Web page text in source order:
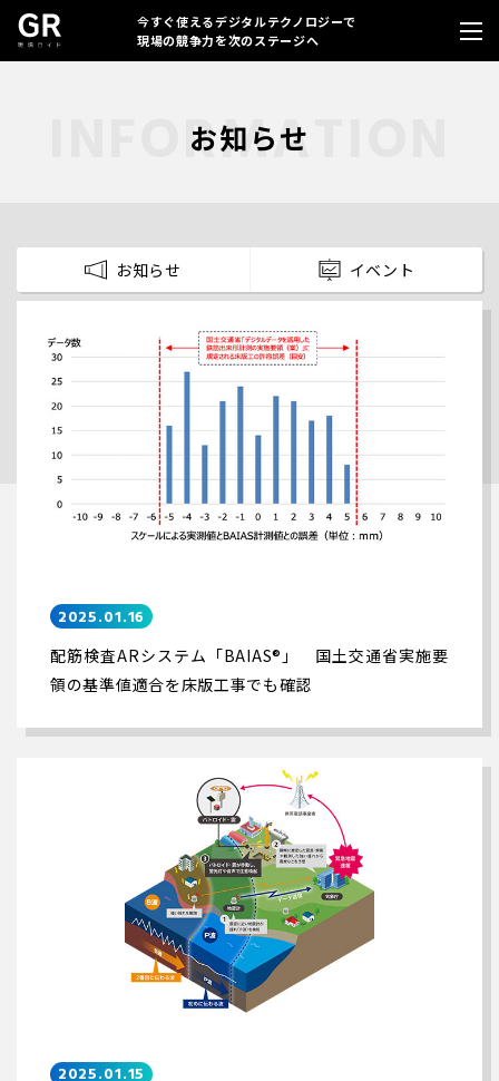
今すぐ使えるデジタルテクノロジーで
現場の競争力を次のステージへ
お知らせ
お知らせ イベント
2025.01.16
配筋検査ARシステム「BAIAS®」 国土交通省実施要
領の基準値適合を床版工事でも確認
2025.01.15